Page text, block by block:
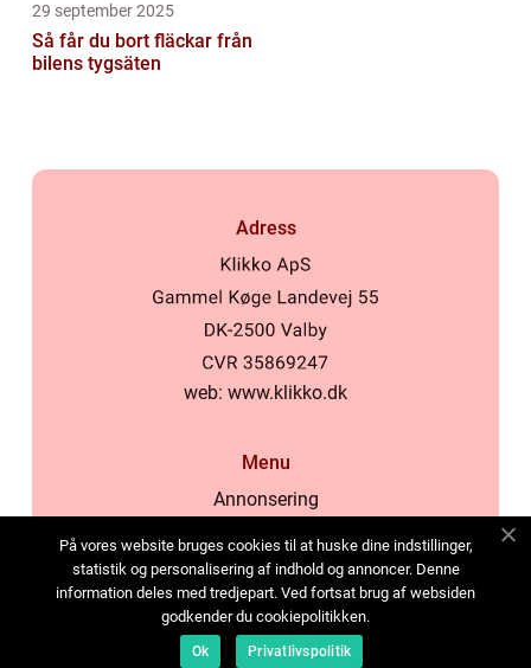
29 september 2025
Så får du bort fläckar från
bilens tygsäten
Adress
web: www.klikko.dk
Menu
Annonsering
Cookies
Kontakta oss
Sitemap
På vores website bruges cookies til at huske dine indstillinger,
statistik og personalisering af indhold og annoncer. Denne
information deles med tredjepart. Ved fortsat brug af websiden
godkender du cookiepolitikken.
Ok Privatlivspolitik